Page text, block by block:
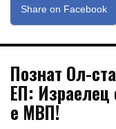
Share on Facebook
Познат Ол-
ЕП: Израелец
е МВП!